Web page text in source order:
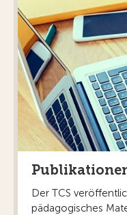
Der TCS
pädagogisches